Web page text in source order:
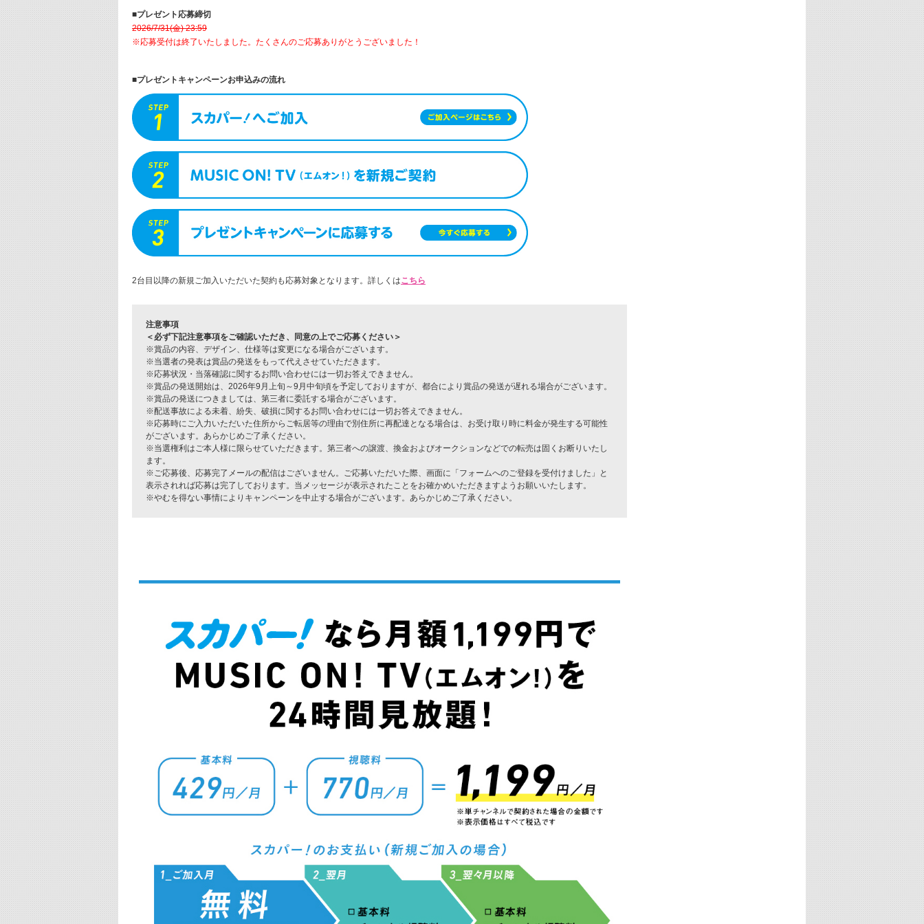
■プレゼント応募締切
2026/7/31(金) 23:59
※応募受付は終了いたしました。たくさんのご応募ありがとうございました！
■プレゼントキャンペーンお申込みの流れ
2台目以降の新規ご加入いただいた契約も応募対象となります。詳しくはこちら
注意事項
＜必ず下記注意事項をご確認いただき、同意の上でご応募ください＞
※賞品の内容、デザイン、仕様等は変更になる場合がございます。
※当選者の発表は賞品の発送をもって代えさせていただきます。
※応募状況・当落確認に関するお問い合わせには一切お答えできません。
※賞品の発送開始は、2026年9月上旬～9月中旬頃を予定しておりますが、都合により賞品の発送が遅れる場合がございます。
※賞品の発送につきましては、第三者に委託する場合がございます。
※配送事故による未着、紛失、破損に関するお問い合わせには一切お答えできません。
※応募時にご入力いただいた住所からご転居等の理由で別住所に再配達となる場合は、お受け取り時に料金が発生する可能性
がございます。あらかじめご了承ください。
※当選権利はご本人様に限らせていただきます。第三者への譲渡、換金およびオークションなどでの転売は固くお断りいたし
ます。
※ご応募後、応募完了メールの配信はございません。ご応募いただいた際、画面に「フォームへのご登録を受付けました」と
表示されれば応募は完了しております。当メッセージが表示されたことをお確かめいただきますようお願いいたします。
※やむを得ない事情によりキャンペーンを中止する場合がございます。あらかじめご了承ください。